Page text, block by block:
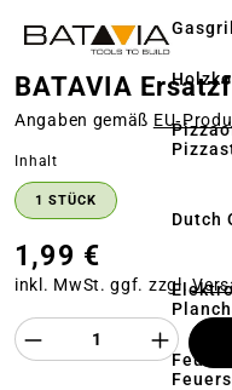
Dutch
BATAVIA
Angaben gemäß
Inhalt
1 STÜCK
1,99 €
inkl. MwSt. ggf. zzgl.
Produkt Anzahl